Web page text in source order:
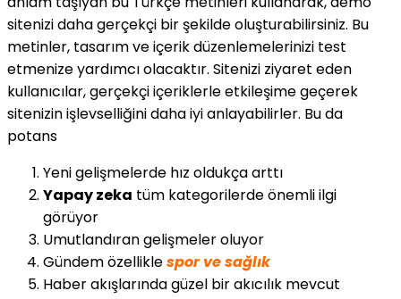
sitenizi daha gerçekçi bir şekilde oluşturabilirsiniz. Bu
metinler, tasarım ve içerik düzenlemelerinizi test
etmenize yardımcı olacaktır. Sitenizi ziyaret eden
kullanıcılar, gerçekçi içeriklerle etkileşime geçerek
sitenizin işlevselliğini daha iyi anlayabilirler. Bu da
potans
Yeni gelişmelerde hız oldukça arttı
Yapay zeka tüm kategorilerde önemli ilgi
görüyor
Umutlandıran gelişmeler oluyor
Gündem özelliklespor ve sağlık
Haber akışlarında güzel bir akıcılık mevcut